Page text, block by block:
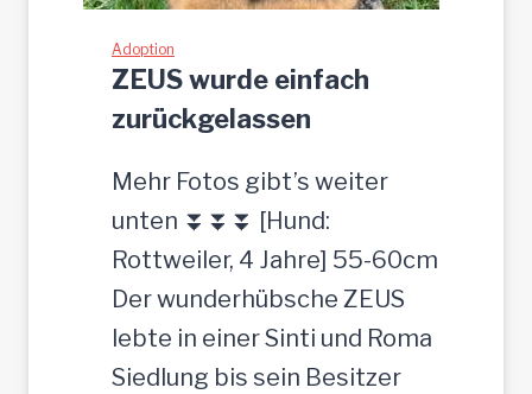
t
e
J
u
n
g
R
Adoption
ZEUS wurde einfach
zurückgelassen
Mehr Fotos gibt’s weiter
unten ⏬⏬⏬ [Hund:
Rottweiler, 4 Jahre] 55-60cm
Der wunderhübsche ZEUS
lebte in einer Sinti und Roma
Siedlung bis sein Besitzer